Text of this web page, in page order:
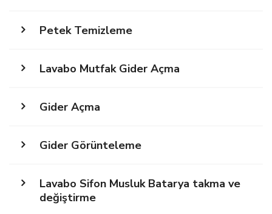
Petek Temizleme
Lavabo Mutfak Gider Açma
Gider Açma
Gider Görünteleme
Lavabo Sifon Musluk Batarya takma ve
değiştirme